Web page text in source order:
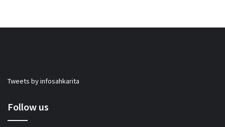
Tweets by infosahkarita
Follow us